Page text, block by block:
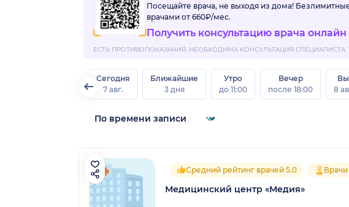
Посещайте врача, не выходя из дома!
врачами от 660₽/мес.
Получить консультацию врача онлайн
ЕСТЬ ПРОТИВОПОКАЗАНИЯ. НЕОБХОДИМА КОНСУЛЬТАЦИЯ СПЕЦИАЛИСТА.
Сегодня
7 авг.
Ближайшие
3 дня
Утро
до 11:00
Вечер
после 18:00
8
Средний рейтинг врачей 5.0
Медицинский центр «Медия»